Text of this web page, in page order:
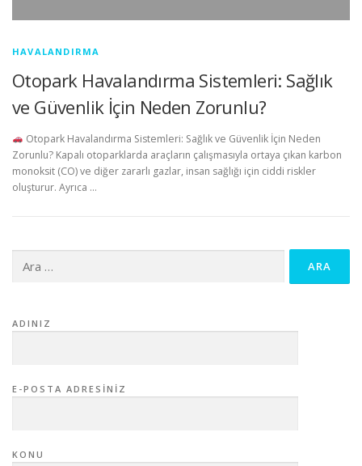
HAVALANDIRMA
Otopark Havalandırma Sistemleri: Sağlık
ve Güvenlik İçin Neden Zorunlu?
Otopark Havalandırma Sistemleri: Sağlık ve Güvenlik İçin Neden
Zorunlu? Kapalı otoparklarda araçların çalışmasıyla ortaya çıkan karbon
monoksit (CO) ve diğer zararlı gazlar, insan sağlığı için ciddi riskler
oluşturur. Ayrıca …
ADINIZ
E-POSTA ADRESINIZ
KONU